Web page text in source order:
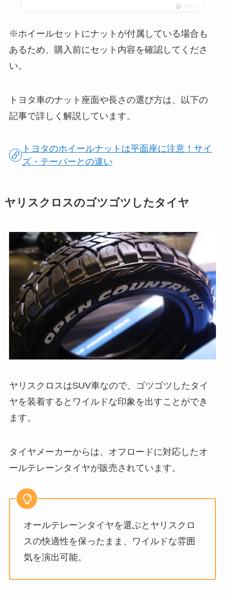
ポチップ
※ホイールセットにナットが付属している場合も
あるため、購入前にセット内容を確認してくださ
い。
トヨタ車のナット座面や長さの選び方は、以下の
記事で詳しく解説しています。
トヨタのホイールナットは平面座に注意！サイ
ズ・テーパーとの違い
ヤリスクロスのゴツゴツしたタイヤ
ヤリスクロスはSUV車なので、ゴツゴツしたタイ
ヤを装着するとワイルドな印象を出すことができ
ます。
タイヤメーカーからは、オフロードに対応したオ
ールテレーンタイヤが販売されています。
オールテレーンタイヤを選ぶとヤリスクロ
スの快適性を保ったまま、ワイルドな雰囲
気を演出可能。